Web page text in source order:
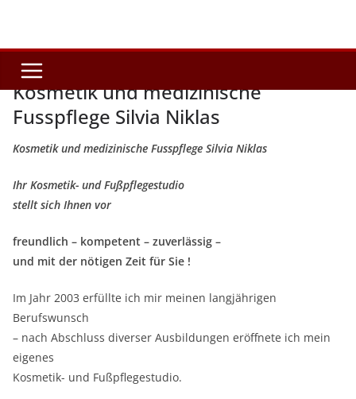
Kosmetik und medizinische
Fusspflege Silvia Niklas
Kosmetik und medizinische Fusspflege Silvia Niklas
Ihr Kosmetik- und Fußpflegestudio
stellt sich Ihnen vor
freundlich – kompetent – zuverlässig –
und mit der nötigen Zeit für Sie !
Im Jahr 2003 erfüllte ich mir meinen langjährigen
Berufswunsch
– nach Abschluss diverser Ausbildungen eröffnete ich mein
eigenes
Kosmetik- und Fußpflegestudio.